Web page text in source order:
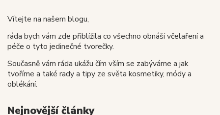
Vítejte na našem blogu,
ráda bych vám zde přiblížila co všechno obnáší včelaření a
péče o tyto jedinečné tvorečky.
Současně vám ráda ukážu čím vším se zabýváme a jak
tvoříme a také rady a tipy ze světa kosmetiky, módy a
oblékání.
Nejnovější články